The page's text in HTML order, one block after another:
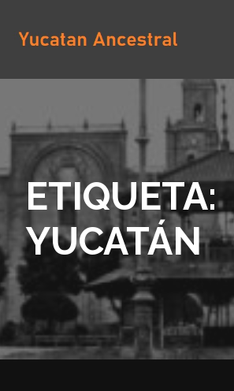
contenido
YUCATAN ANCESTRAL
ETIQUETA:
YUCATÁN